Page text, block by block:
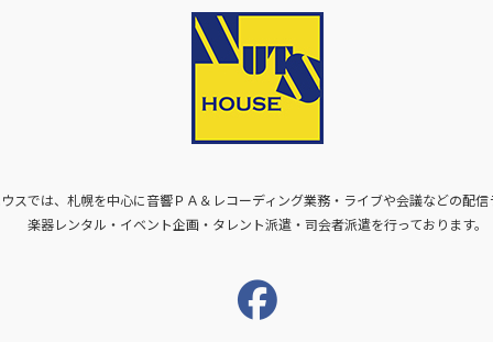
スでは、札幌を中心に音響ＰＡ＆レコーディング業務・ライブや会議などの配
楽器レンタル・イベント企画・タレント派遣・司会者派遣を行っております。